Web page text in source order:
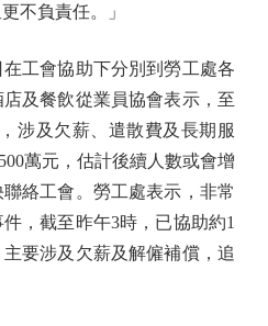
不負責任。」
會協助下分別到勞工處各
及餐飲從業員協會表示，至
涉及欠薪、遣散費及長期服
萬元，估計後續人數或會增
絡工會。勞工處表示，非常
，截至昨午3時，已協助約1
要涉及欠薪及解僱補償，追